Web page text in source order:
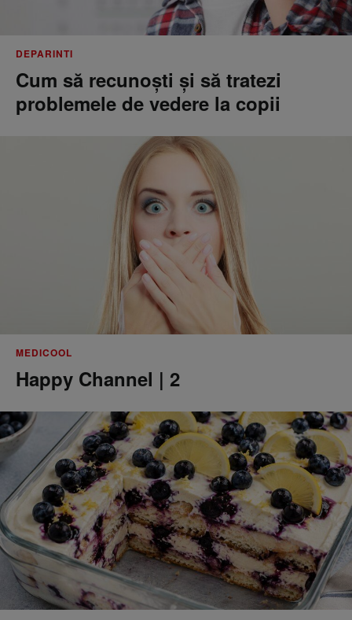
DEPARINTI
Cum să recunoști și să tratezi
problemele de vedere la copii
MEDICOOL
Happy Channel | 2